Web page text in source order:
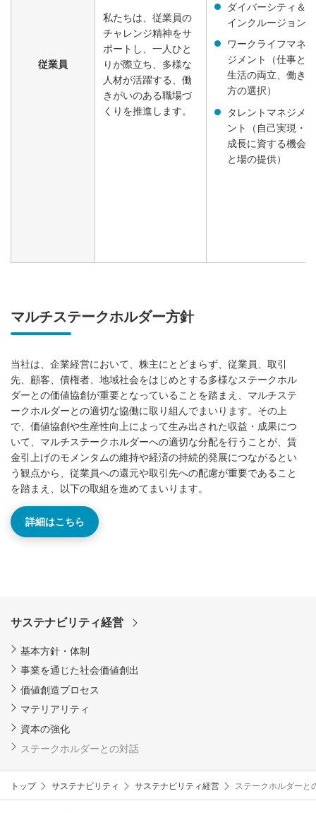
従業員
私たちは、従業員の
チャレンジ精神をサ
ポートし、一人ひと
りが際立ち、多様な
人材が活躍する、働
きがいのある職場づ
くりを推進します。
ダイバーシティ＆
インクルージョン
ワークライフマネ
ジメント（仕事と
生活の両立、働き
方の選択）
タレントマネジメ
ント（自己実現・
成長に資する機会
と場の提供）
マルチステークホルダー方針
当社は、企業経営において、株主にとどまらず、従業員、取引
先、顧客、債権者、地域社会をはじめとする多様なステークホル
ダーとの価値協創が重要となっていることを踏まえ、マルチステ
ークホルダーとの適切な協働に取り組んでまいります。その上
で、価値協創や生産性向上によって生み出された収益・成果につ
いて、マルチステークホルダーへの適切な分配を行うことが、賃
金引上げのモメンタムの維持や経済の持続的発展につながるとい
う観点から、従業員への還元や取引先への配慮が重要であること
を踏まえ、以下の取組を進めてまいります。
詳細はこちら
サステナビリティ経営
基本方針・体制
事業を通じた社会価値創出
価値創造プロセス
マテリアリティ
資本の強化
ステークホルダーとの対話
トップ サステナビリティ サステナビリティ経営 ステークホルダーと